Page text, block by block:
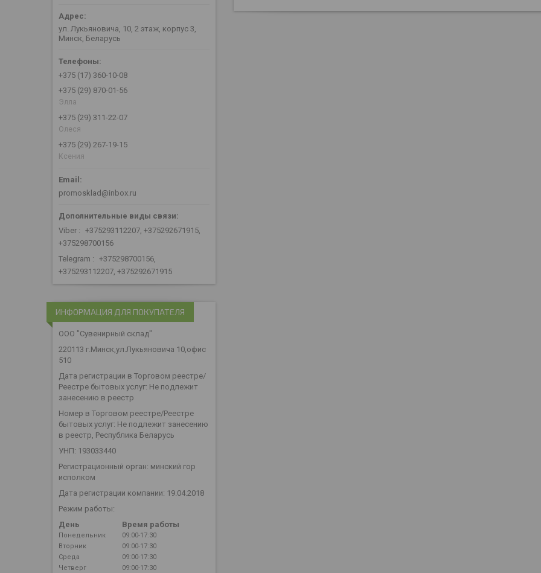
ул. Лукьяновича, 10, 2 этаж, корпус 3,
Минск, Беларусь
+375 (17) 360-10-08
+375 (29) 870-01-56
Элла
+375 (29) 311-22-07
Олеся
+375 (29) 267-19-15
Ксения
promosklad@inbox.ru
Viber
+375293112207, +375292671915,
+375298700156
Telegram
+375298700156,
+375293112207, +375292671915
ИНФОРМАЦИЯ ДЛЯ ПОКУПАТЕЛЯ
ООО "Сувенирный склад"
220113 г.Минск,ул.Лукьяновича 10,офис
510
Дата регистрации в Торговом реестре/
Реестре бытовых услуг: Не подлежит
занесению в реестр
Номер в Торговом реестре/Реестре
бытовых услуг: Не подлежит занесению
в реестр, Республика Беларусь
УНП: 193033440
Регистрационный орган: минский гор
исполком
Дата регистрации компании: 19.04.2018
Режим работы:
День
Время работы
Понедельник
09:00-17:30
Вторник
09:00-17:30
Среда
09:00-17:30
Четверг
09:00-17:30